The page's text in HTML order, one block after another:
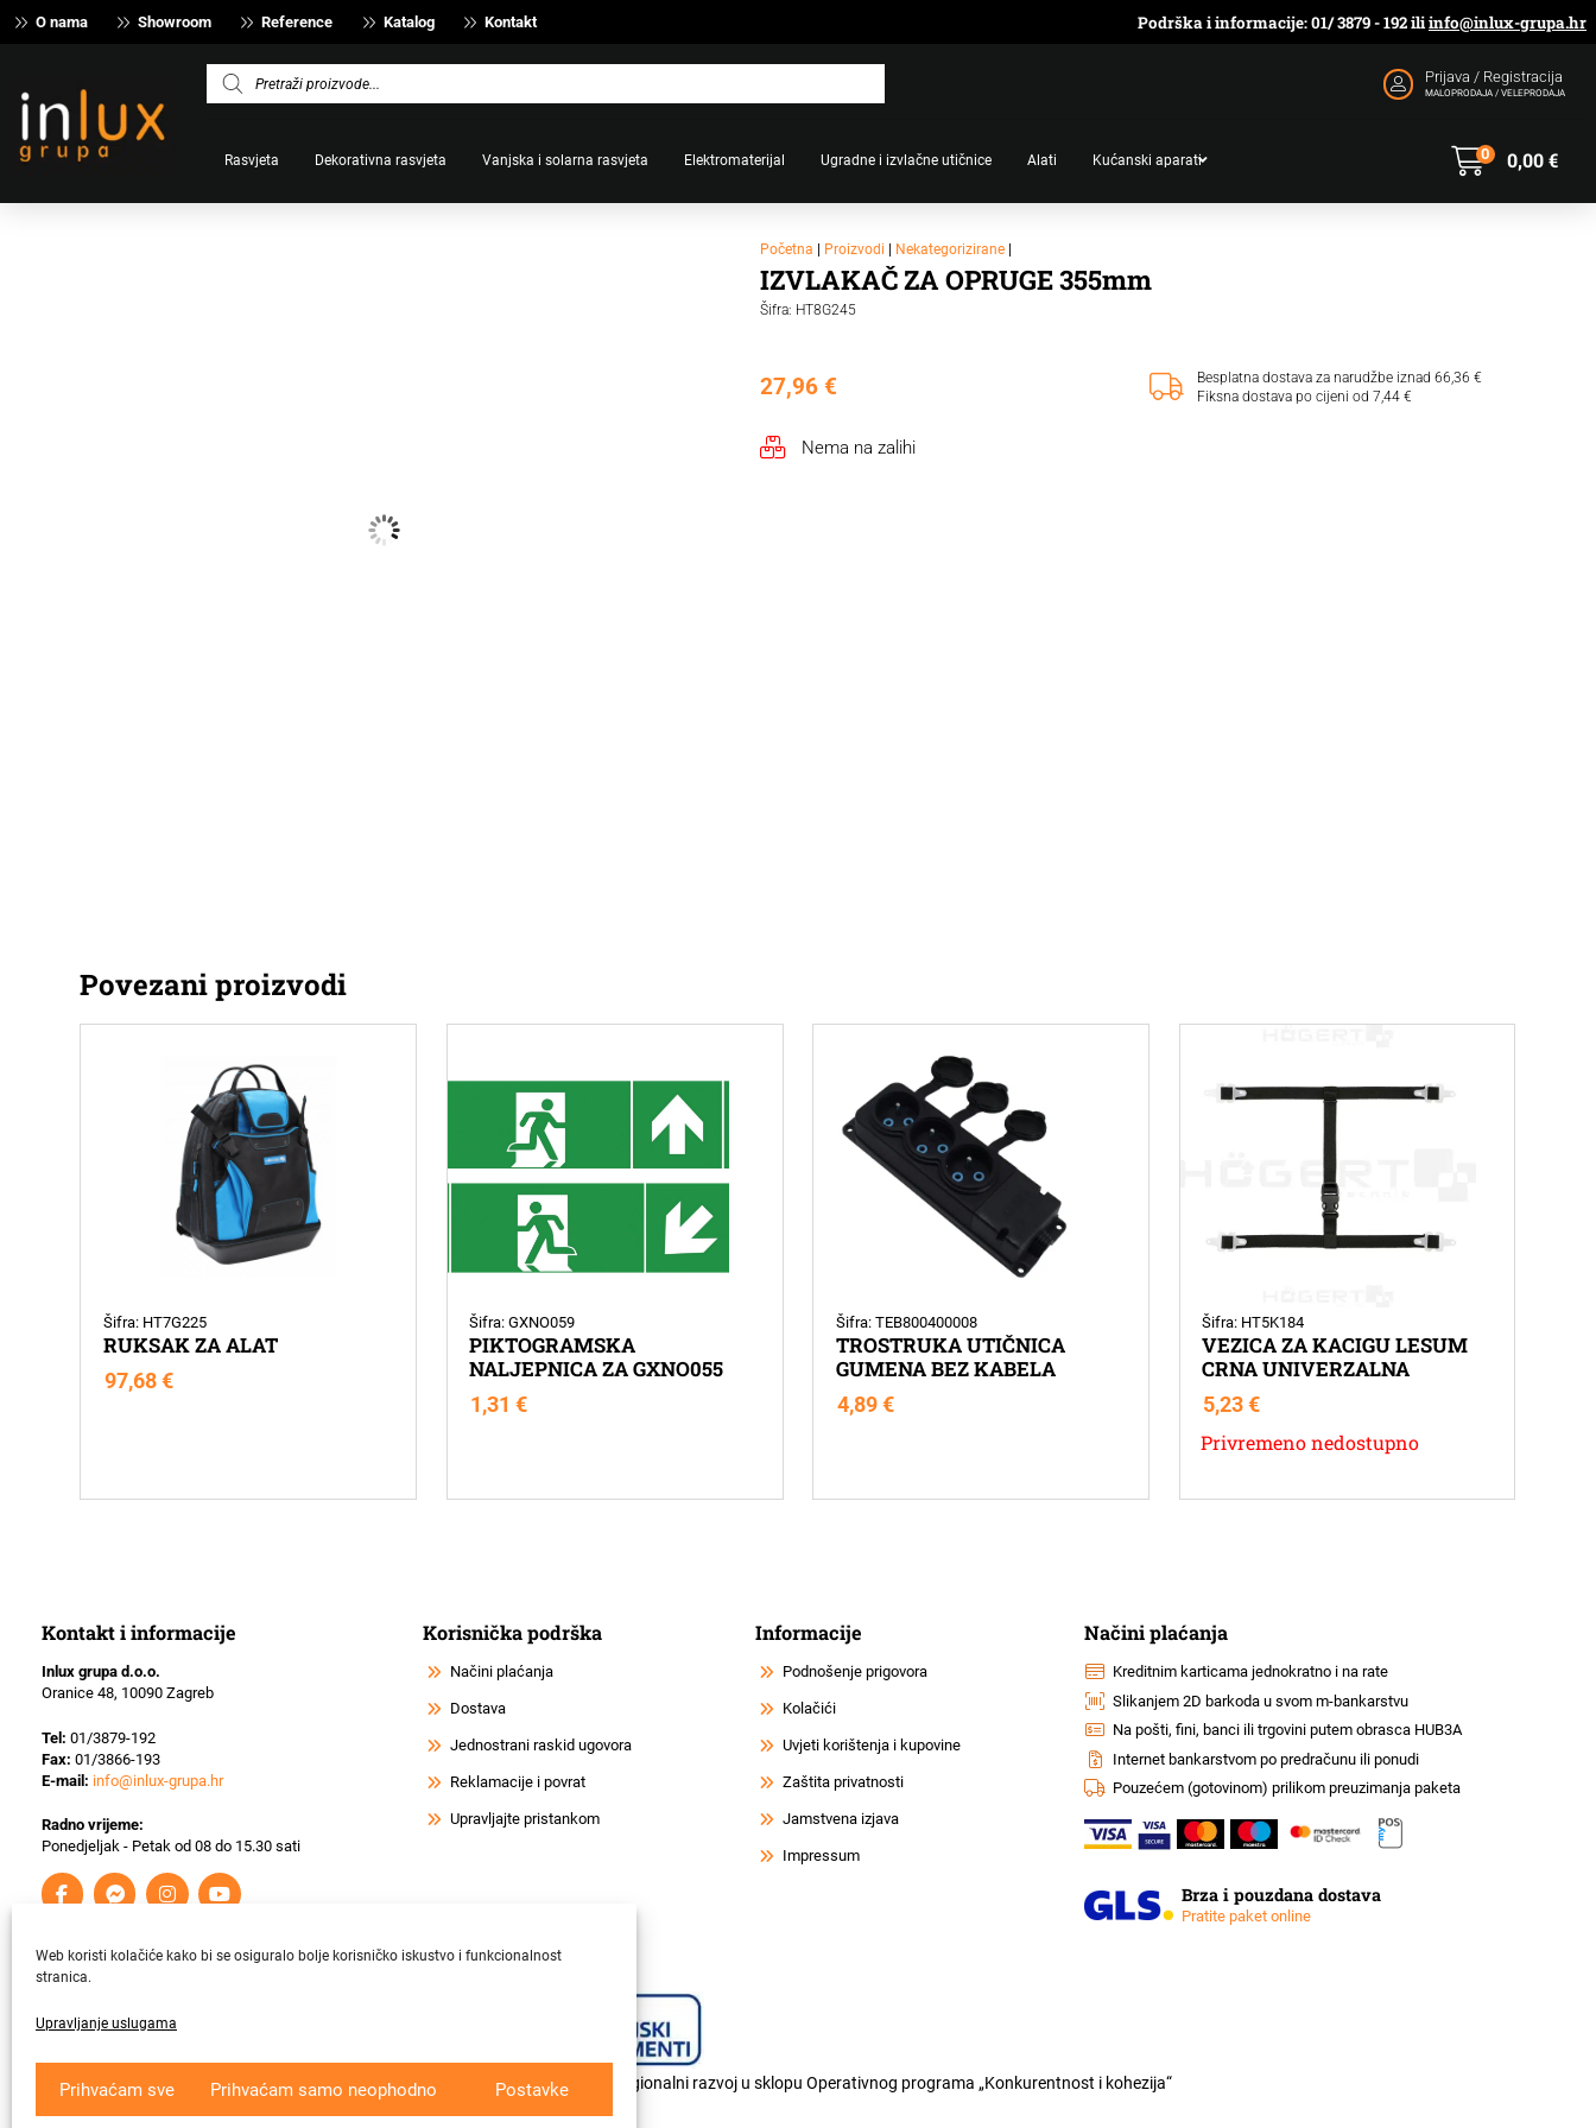
Web koristi kolačiće kako bi se osiguralo bolje korisničko iskustvo i funkcionalnost
stranica.
Upravljanje uslugama
Prihvaćam sve Prihvaćam samo neophodno Postavke
O nama Showroom Reference Katalog Kontakt Podrška i informacije: 01/ 3879 - 192 iliinfo@inlux-grupa.hr
Products
search
Prijava / Registracija
MALOPRODAJA / VELEPRODAJA
Rasvjeta Dekorativna rasvjeta Vanjska i solarna rasvjeta Elektromaterijal Ugradne i izvlačne utičnice Alati Kućanski aparati 0,00€
0
Početna | Proizvodi | Nekategorizirane |
IZVLAKAČ ZA OPRUGE 355mm
Šifra: HT8G245
27,96€
Besplatna dostava za narudžbe iznad 66,36 €
Fiksna dostava po cijeni od 7,44 €
Nema na zalihi
Povezani proizvodi
Šifra: HT7G225
RUKSAK ZA ALAT
97,68 €
Šifra: GXNO059
PIKTOGRAMSKA
NALJEPNICA ZA GXNO055
1,31€
Šifra: TEB800400008
TROSTRUKA UTIČNICA
GUMENA BEZ KABELA
4,89 €
Šifra: HT5K184
VEZICA ZA KACIGU LESUM
CRNA UNIVERZALNA
5,23€
Privremeno nedostupno
Kontakt i informacije
Inlux grupa d.o.o.
Oranice 48, 10090 Zagreb
Tel: 01/3879-192
Fax: 01/3866-193
E-mail: info@inlux-grupa.hr
Radno vrijeme:
Ponedjeljak - Petak od 08 do 15.30 sati
Korisnička podrška
Načini plaćanja
Dostava
Jednostrani raskid ugovora
Reklamacije i povrat
Upravljajte pristankom
Informacije
Podnošenje prigovora
Kolačići
Uvjeti korištenja i kupovine
Zaštita privatnosti
Jamstvena izjava
Impressum
Načini plaćanja
Kreditnim karticama jednokratno i na rate
Slikanjem 2D barkoda u svom m-bankarstvu
Na pošti, fini, banci ili trgovini putem obrasca HUB3A
Internet bankarstvom po predračunu ili ponudi
Pouzećem (gotovinom) prilikom preuzimanja paketa
Brza i pouzdana dostava
Pratite paket online
Krajnji primatelj ﬁnancijskog instrumenta suﬁnanciranog iz Europskog fonda za regionalni razvoj u sklopu Operativnog programa „Konkurentnost i kohezija“